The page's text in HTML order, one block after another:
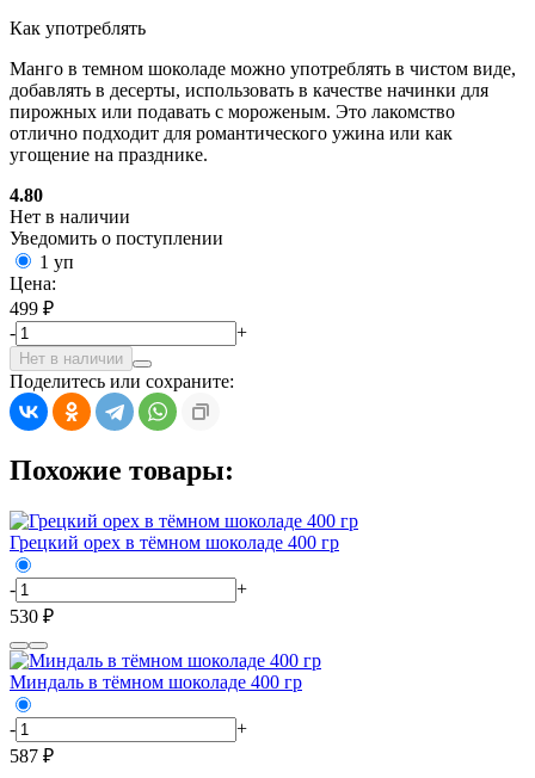
Как употреблять
Манго в темном шоколаде можно употреблять в чистом виде,
добавлять в десерты, использовать в качестве начинки для
пирожных или подавать с мороженым. Это лакомство
отлично подходит для романтического ужина или как
угощение на празднике.
4.80
Нет в наличии
Уведомить о поступлении
1 уп
Цена:
499 ₽
-
+
Нет в наличии
Поделитесь или сохраните:
Похожие товары:
Грецкий орех в тёмном шоколаде 400 гр
-
+
530 ₽
Миндаль в тёмном шоколаде 400 гр
-
+
587 ₽